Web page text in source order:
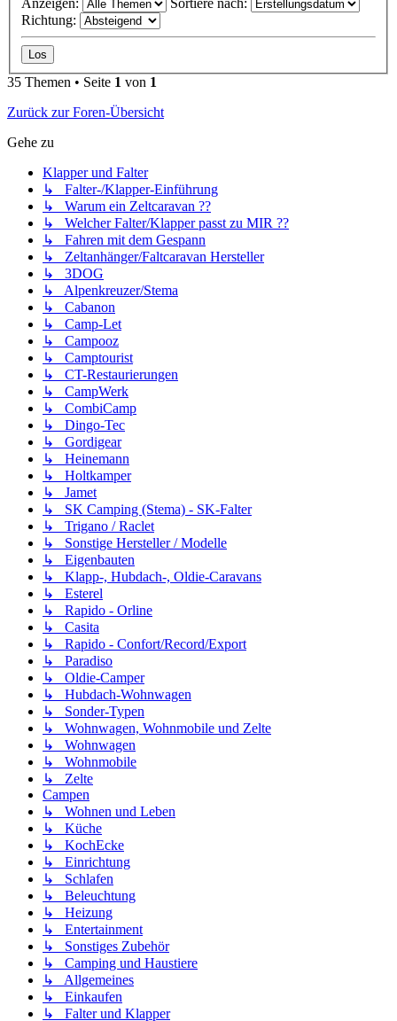
Anzeigen:
Sortiere nach:
Richtung:
35 Themen • Seite 1 von 1
Zurück zur Foren-Übersicht
Gehe zu
Klapper und Falter
↳ Falter-/Klapper-Einführung
↳ Warum ein Zeltcaravan ??
↳ Welcher Falter/Klapper passt zu MIR ??
↳ Fahren mit dem Gespann
↳ Zeltanhänger/Faltcaravan Hersteller
↳ 3DOG
↳ Alpenkreuzer/Stema
↳ Cabanon
↳ Camp-Let
↳ Campooz
↳ Camptourist
↳ CT-Restaurierungen
↳ CampWerk
↳ CombiCamp
↳ Dingo-Tec
↳ Gordigear
↳ Heinemann
↳ Holtkamper
↳ Jamet
↳ SK Camping (Stema) - SK-Falter
↳ Trigano / Raclet
↳ Sonstige Hersteller / Modelle
↳ Eigenbauten
↳ Klapp-, Hubdach-, Oldie-Caravans
↳ Esterel
↳ Rapido - Orline
↳ Casita
↳ Rapido - Confort/Record/Export
↳ Paradiso
↳ Oldie-Camper
↳ Hubdach-Wohnwagen
↳ Sonder-Typen
↳ Wohnwagen, Wohnmobile und Zelte
↳ Wohnwagen
↳ Wohnmobile
↳ Zelte
Campen
↳ Wohnen und Leben
↳ Küche
↳ KochEcke
↳ Einrichtung
↳ Schlafen
↳ Beleuchtung
↳ Heizung
↳ Entertainment
↳ Sonstiges Zubehör
↳ Camping und Haustiere
↳ Allgemeines
↳ Einkaufen
↳ Falter und Klapper